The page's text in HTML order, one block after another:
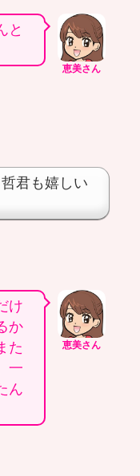
恵美さん
と
君も嬉しい
恵美さん
け
か
た
一
ん